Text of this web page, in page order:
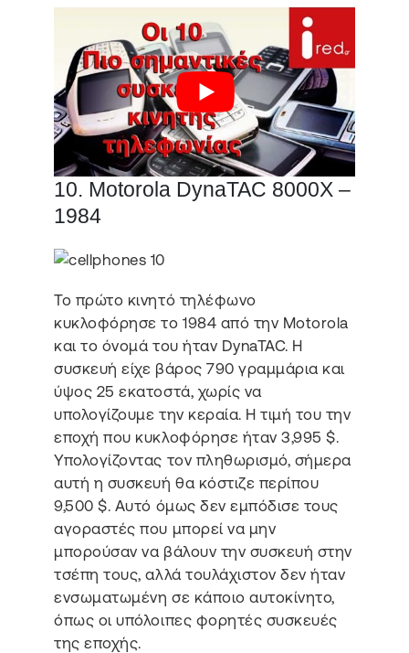
10. Motorola DynaTAC 8000X –
1984
Το πρώτο κινητό τηλέφωνο
κυκλοφόρησε το 1984 από την Motorola
και το όνομά του ήταν DynaTAC. Η
συσκευή είχε βάρος 790 γραμμάρια και
ύψος 25 εκατοστά, χωρίς να
υπολογίζουμε την κεραία. Η τιμή του την
εποχή που κυκλοφόρησε ήταν 3,995 $.
Υπολογίζοντας τον πληθωρισμό, σήμερα
αυτή η συσκευή θα κόστιζε περίπου
9,500 $. Αυτό όμως δεν εμπόδισε τους
αγοραστές που μπορεί να μην
μπορούσαν να βάλουν την συσκευή στην
τσέπη τους, αλλά τουλάχιστον δεν ήταν
ενσωματωμένη σε κάποιο αυτοκίνητο,
όπως οι υπόλοιπες φορητές συσκευές
της εποχής.